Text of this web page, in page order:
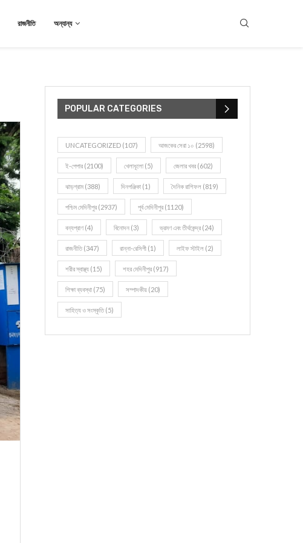
রাজনীতি অন্যান্য
POPULAR CATEGORIES
UNCATEGORIZED (107) আজকের সেরা ১০ (2598)
ই-পেপার (2100) খেলাধূলো (5) জেলার খবর (602)
ঝাড়গ্রাম (388) দিনপঞ্জিকা (1) দৈনিক রাশিফল (819)
পশ্চিম মেদিনীপুর (2937) পূর্ব মেদিনীপুর (1120)
বন্যপ্রাণ (4) বিনোদন (3) ভ্রমণ এবং তীর্থকেন্দ্র (24)
রাজনীতি(347) রান্না-রেসিপী (1) লাইফ স্টাইল (2)
শরীর স্বাস্থ্য (15) শহর মেদিনীপুর (917)
শিক্ষা ব্যবস্থা (75) সম্পাদকীয় (20)
সাহিত্য ও সংস্কৃতি(5)